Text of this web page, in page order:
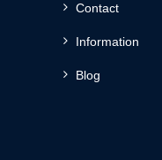
Contact
Information
Blog